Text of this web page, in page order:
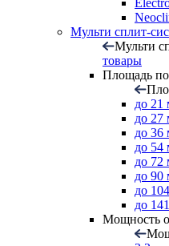
Мульти сплит-
Мульти
товары
Площадь
до 21
до 27
до 36
до 54
до 72
до 90
до
до
Мощность